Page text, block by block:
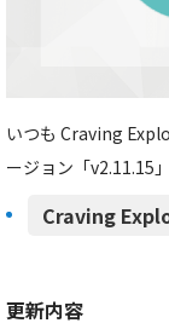
いつも Craving
ージョン「v2.11.15
Craving
更新内容